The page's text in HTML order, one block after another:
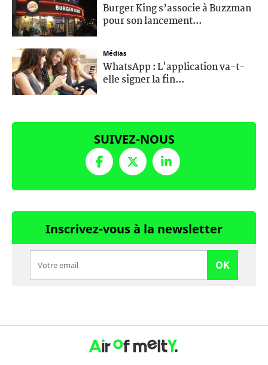
Burger King s’associe à Buzzman
pour son lancement...
Médias
WhatsApp : L'application va-t-
elle signer la fin...
SUIVEZ-NOUS
Inscrivez-vous à la newsletter
OK